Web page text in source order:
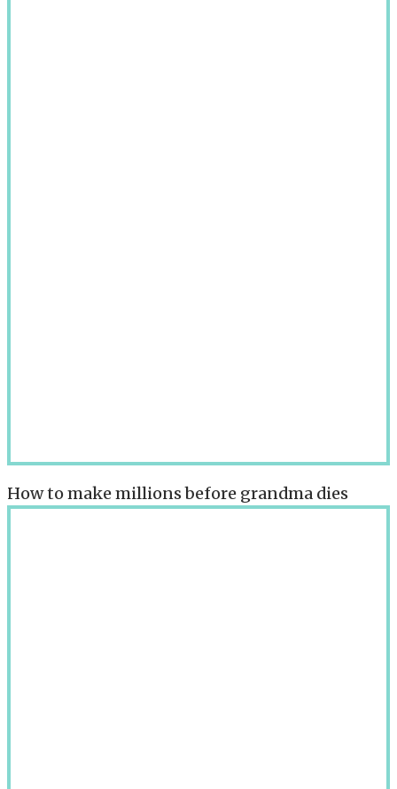
How to make millions before grandma dies